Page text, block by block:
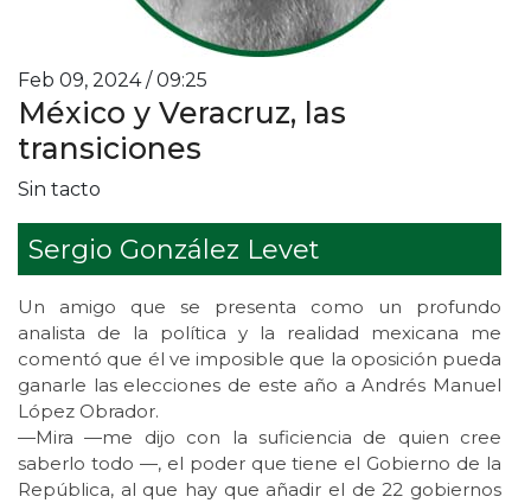
Feb 09, 2024 / 09:25
México y Veracruz, las
transiciones
Sin tacto
Sergio González Levet
Un amigo que se presenta como un profundo
analista de la política y la realidad mexicana me
comentó que él ve imposible que la oposición pueda
ganarle las elecciones de este año a Andrés Manuel
López Obrador.
—Mira —me dijo con la suficiencia de quien cree
saberlo todo —, el poder que tiene el Gobierno de la
República, al que hay que añadir el de 22 gobiernos